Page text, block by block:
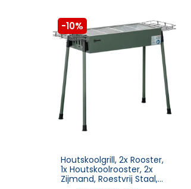
-10%
Houtskoolgrill, 2x Rooster,
1x Houtskoolrooster, 2x
Zijmand, Roestvrij Staal,